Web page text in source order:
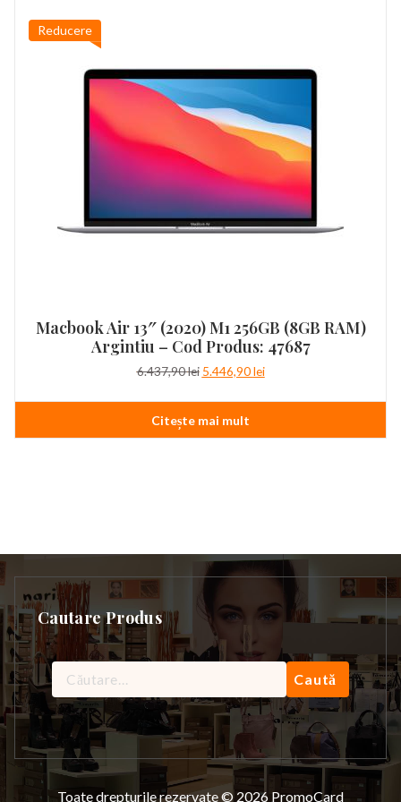
Reducere
Macbook Air 13″ (2020) M1 256GB (8GB RAM)
Argintiu – Cod Produs: 47687
6.437,90lei Prețul
a
fost:
6.437,90 lei.
5.446,90leiPrețul
este:
Citește mai mult
Cautare Produs
Caută
după:
Toate drepturile rezervate © 2026 PromoCard